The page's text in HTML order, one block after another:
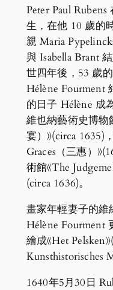
Peter Paul
生，在他 10 歲的
親 Maria
與 Isabella Brant
世四年後，53 歲
Hélène Fourment
的日子 Hélène 成
維也納藝術史博物
宴）》(circa 1635)
Graces（三惠）》
術館《The
(circa 1636)。
畫家年輕妻子的
Hélène Fourment
繪成《Het Pelsken
Kunsthistorisches
1640年5月30日